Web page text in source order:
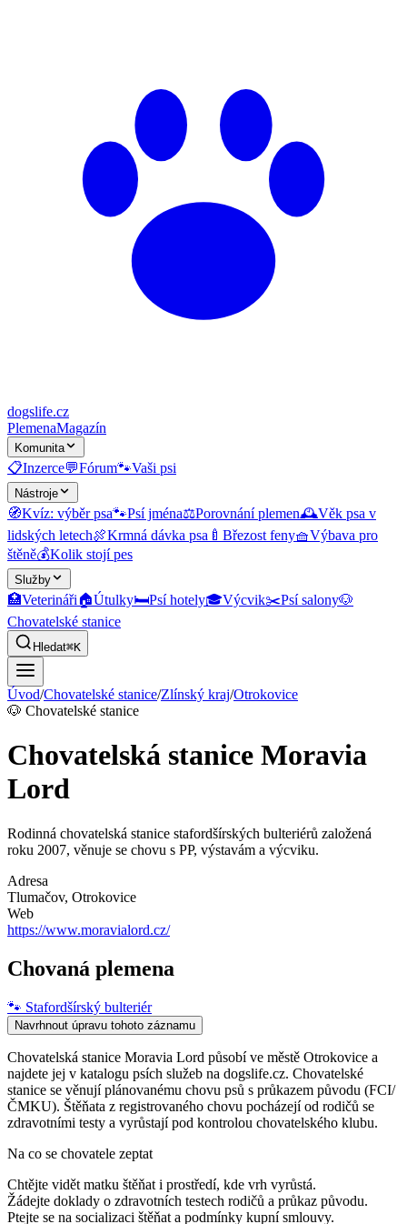
dogslife.cz
PlemenaMagazín
Komunita
📋Inzerce💬Fórum🐾Vaši psi
Nástroje
🧭Kvíz: výběr psa🐾Psí jména⚖️Porovnání plemen🕰️Věk psa v
lidských letech🍖Krmná dávka psa 🍼 Březost feny🧺Výbava pro
štěně💰Kolik stojí pes
Služby
🏥Veterináři🏠Útulky🛏️Psí hotely🎓Výcvik✂️Psí salony🐶
Chovatelské stanice
Hledat⌘K
Úvod/Chovatelské stanice/Zlínský kraj/Otrokovice
🐶 Chovatelské stanice
Chovatelská stanice Moravia
Lord
Rodinná chovatelská stanice stafordšírských bulteriérů založená
roku 2007, věnuje se chovu s PP, výstavám a výcviku.
Adresa
Tlumačov, Otrokovice
Web
https://www.moravialord.cz/
Chovaná plemena
🐾 Stafordšírský bulteriér
Navrhnout úpravu tohoto záznamu
Chovatelská stanice Moravia Lord působí ve městě Otrokovice a
najdete jej v katalogu psích služeb na dogslife.cz. Chovatelské
stanice se věnují plánovanému chovu psů s průkazem původu (FCI/
ČMKU). Štěňata z registrovaného chovu pocházejí od rodičů se
zdravotními testy a vyrůstají pod kontrolou chovatelského klubu.
Na co se chovatele zeptat
Chtějte vidět matku štěňat i prostředí, kde vrh vyrůstá.
Žádejte doklady o zdravotních testech rodičů a průkaz původu.
Ptejte se na socializaci štěňat a podmínky kupní smlouvy.